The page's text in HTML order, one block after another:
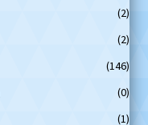
(2)
(2)
(146)
(0)
(1)